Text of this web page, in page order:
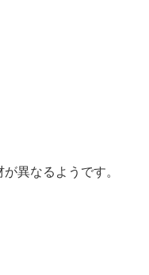
異なるようです。